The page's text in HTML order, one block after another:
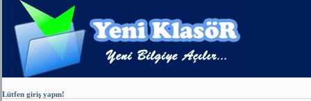
Lütfen giriş yapın!